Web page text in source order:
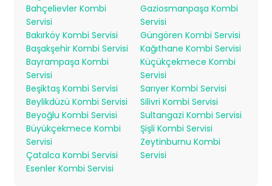
Bahçelievler Kombi
Servisi
Bakırköy Kombi Servisi
Başakşehir Kombi Servisi
Bayrampaşa Kombi
Servisi
Beşiktaş Kombi Servisi
Beylikdüzü Kombi Servisi
Beyoğlu Kombi Servisi
Büyükçekmece Kombi
Servisi
Çatalca Kombi Servisi
Esenler Kombi Servisi
Gaziosmanpaşa Kombi
Servisi
Güngören Kombi Servisi
Kağıthane Kombi Servisi
Küçükçekmece Kombi
Servisi
Sarıyer Kombi Servisi
Silivri Kombi Servisi
Sultangazi Kombi Servisi
Şişli Kombi Servisi
Zeytinburnu Kombi
Servisi